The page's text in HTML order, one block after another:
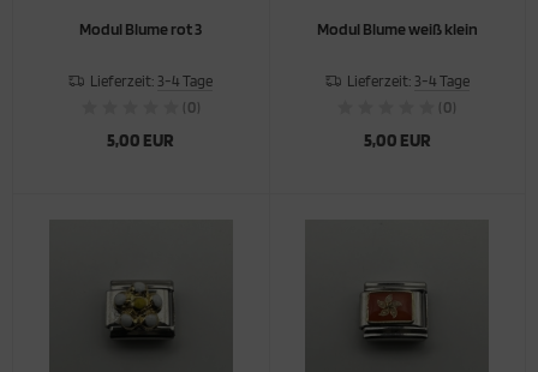
Modul Blume rot 3
Lieferzeit: 3-4 Tage
(0)
5,00 EUR
Modul Blume weiß klein
Lieferzeit: 3-4 Tage
(0)
5,00 EUR